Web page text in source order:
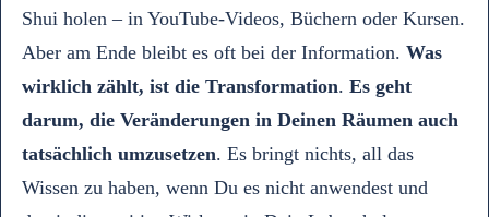
Shui holen – in YouTube-Videos, Büchern oder Kursen.
Aber am Ende bleibt es oft bei der Information. Was
wirklich zählt, ist die Transformation. Es geht
darum, die Veränderungen in Deinen Räumen auch
tatsächlich umzusetzen. Es bringt nichts, all das
Wissen zu haben, wenn Du es nicht anwendest und